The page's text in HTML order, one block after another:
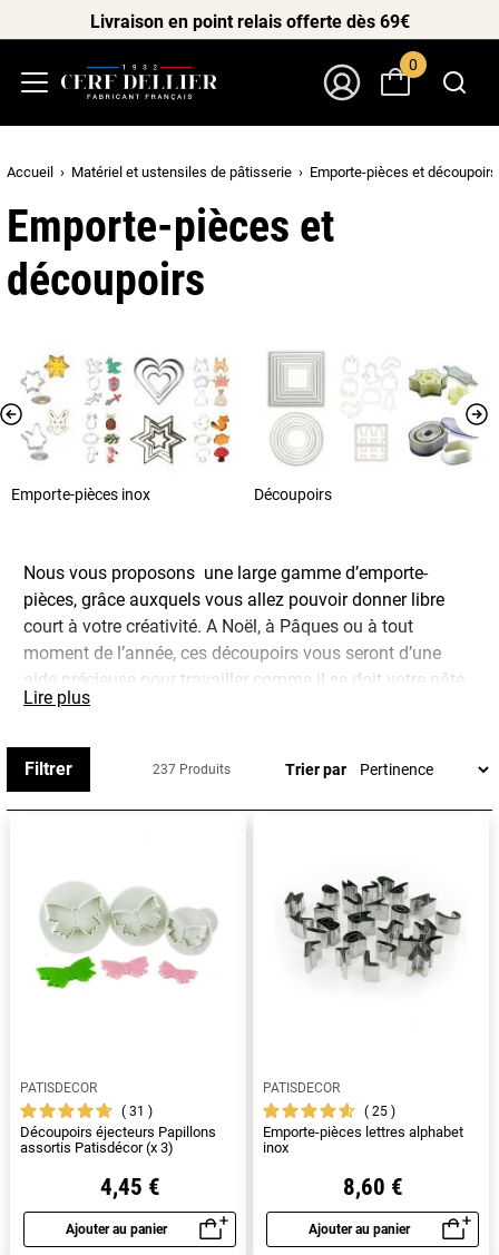
Livraison en point relais offerte dès 69€
0
Accueil Matériel et ustensiles de pâtisserie Emporte-pièces et découpoirs
Emporte-pièces et
découpoirs
Emporte-pièces inox Découpoirs
Nous vous proposons une large gamme d’emporte-
pièces, grâce auxquels vous allez pouvoir donner libre
court à votre créativité. A Noël, à Pâques ou à tout
moment de l’année, ces découpoirs vous seront d’une
aide précieuse pour travailler comme il se doit votre pâte,
afin de donner la forme souhaitée à vos biscuits et sablés
Ces emporte-pièces sont spécialement conçus pour un
usage culinaire vous sont proposés dans plusieurs
Adepte du cake design ? Retrouvez toute notresélection
d'emporte-pièces pour pâte à sucreet notregamme
de découpoirs éjecteurs
Lire plus
237 Produits
Filtrer Trier par
PATISDECOR
31
Découpoirs éjecteurs Papillons
assortis Patisdécor (x 3)
4,45 €
Ajouter au panier
Aperçu rapide
PATISDECOR
25
Emporte-pièces lettres alphabet
inox
8,60 €
Ajouter au panier
Aperçu rapide